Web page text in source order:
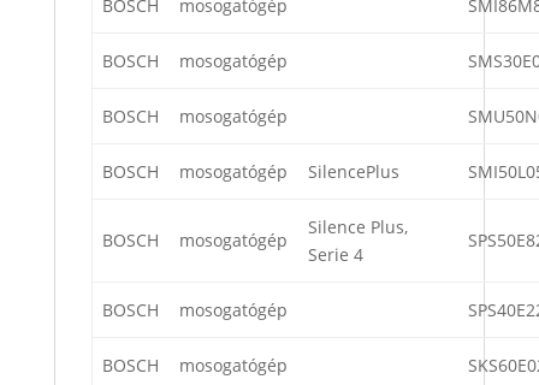
BOSCH mosogatógép
BOSCH mosogatógép
BOSCH mosogatógép
BOSCH mosogatógép SilencePlus
BOSCH mosogatógép
Silence Plus,
Serie 4
BOSCH mosogatógép
BOSCH mosogatógép